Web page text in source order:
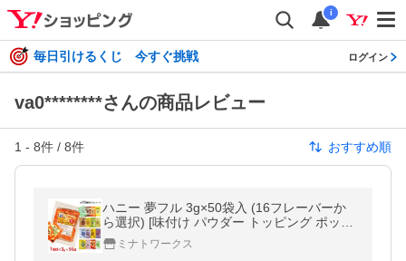
i
毎日引けるくじ 今すぐ挑戦 ログイン
va0********さんの商品レビュー
1 - 8件 / 8件 おすすめ順
ハニー 夢フル 3g×50袋入 (16フレーバーか
ら選択) [味付け パウダー トッピング ポップ
コーン用 フリフリポテト用 フライドポテト
用 シャカシャカ]
ミナトワークス